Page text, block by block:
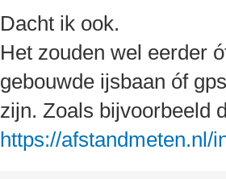
Dacht ik ook.
Het zouden wel eerder
gebouwde ijsbaan óf
zijn. Zoals bijvoorbeeld
https://afstandmeten.nl/